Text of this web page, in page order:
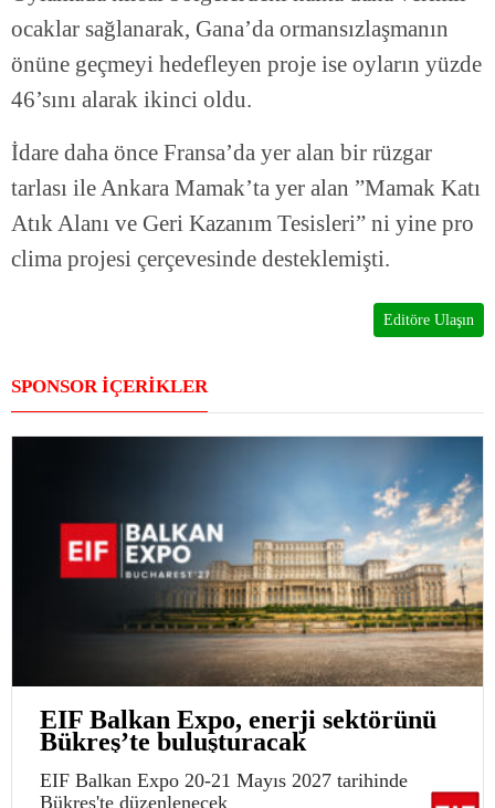
ocaklar sağlanarak, Gana’da ormansızlaşmanın
önüne geçmeyi hedefleyen proje ise oyların yüzde
46’sını alarak ikinci oldu.
İdare daha önce Fransa’da yer alan bir rüzgar
tarlası ile Ankara Mamak’ta yer alan ”Mamak Katı
Atık Alanı ve Geri Kazanım Tesisleri” ni yine pro
clima projesi çerçevesinde desteklemişti.
Editöre Ulaşın
SPONSOR İÇERİKLER
EIF Balkan Expo, enerji sektörünü
Bükreş’te buluşturacak
EIF Balkan Expo 20-21 Mayıs 2027 tarihinde
Bükreş'te düzenlenecek